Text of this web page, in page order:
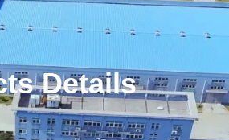
Details